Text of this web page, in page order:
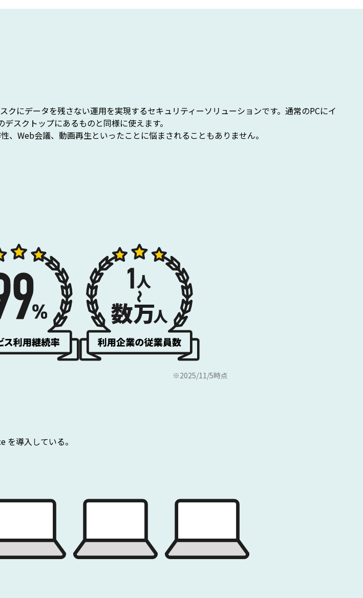
にデータを残さない運用を実現するセキュリティーソリューションです。通常のPCにイ
スクトップにあるものと同様に使えます。
Web会議、動画再生といったことに悩まされることもありません。
※2025/11/5時点
を導入している。